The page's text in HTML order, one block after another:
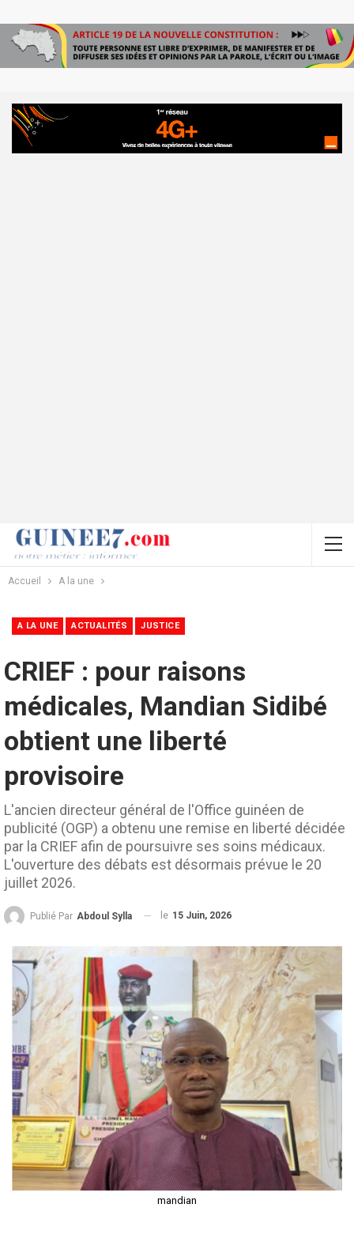
Accueil A la une
A LA UNE ACTUALITÉS JUSTICE
CRIEF : pour raisons
médicales, Mandian Sidibé
obtient une liberté
provisoire
L'ancien directeur général de l'Office guinéen de
publicité (OGP) a obtenu une remise en liberté décidée
par la CRIEF afin de poursuivre ses soins médicaux.
L'ouverture des débats est désormais prévue le 20
juillet 2026.
Publié Par Abdoul Sylla le 15 Juin, 2026
mandian